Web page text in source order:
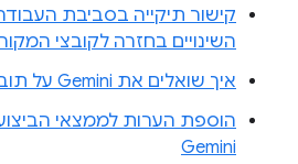
קישור תיקייה בסביבת
השינויים בחזרה לקובצי המקור
איך שואלים את Gemini על תובנות לגבי ביצועים
הוספת הערות לממצאי
Gemini